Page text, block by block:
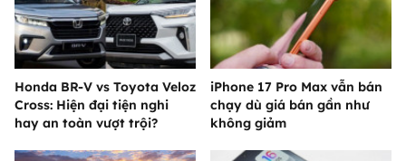
Honda BR-V vs Toyota Veloz
Cross: Hiện đại tiện nghi
hay an toàn vượt trội?
iPhone 17 Pro Max vẫn bán
chạy dù giá bán gần như
không giảm